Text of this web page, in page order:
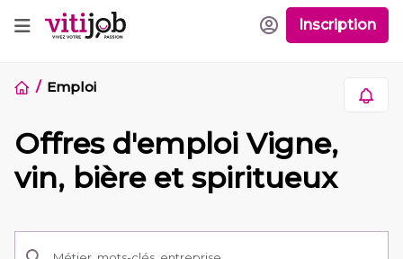
Inscription
Emploi
Offres d'emploi Vigne,
vin, bière et spiritueux